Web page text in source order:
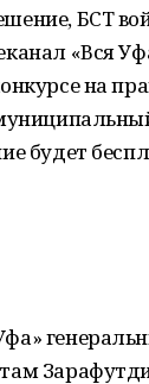
БСТ
«Вся
на
будет